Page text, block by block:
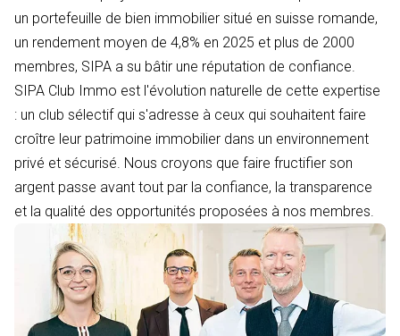
un portefeuille de bien immobilier situé en suisse romande,
un rendement moyen de 4,8% en 2025 et plus de 2000
membres, SIPA a su bâtir une réputation de confiance.
SIPA Club Immo est l'évolution naturelle de cette expertise
: un club sélectif qui s'adresse à ceux qui souhaitent faire
croître leur patrimoine immobilier dans un environnement
privé et sécurisé. Nous croyons que faire fructifier son
argent passe avant tout par la confiance, la transparence
et la qualité des opportunités proposées à nos membres.